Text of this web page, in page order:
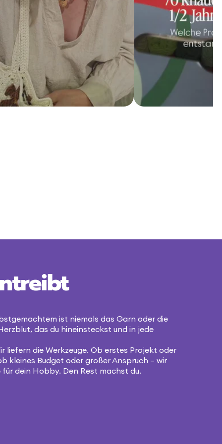
ist niemals das Garn oder die
das du hineinsteckst und in jede
liefern die Werkzeuge. Ob erstes Projekt oder
kleines Budget oder großer Anspruch – wir
dein Hobby. Den Rest machst du.